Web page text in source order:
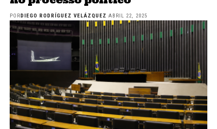
POR DIEGO RODRÍGUEZ VELÁZQUEZ ABRIL 22, 2025